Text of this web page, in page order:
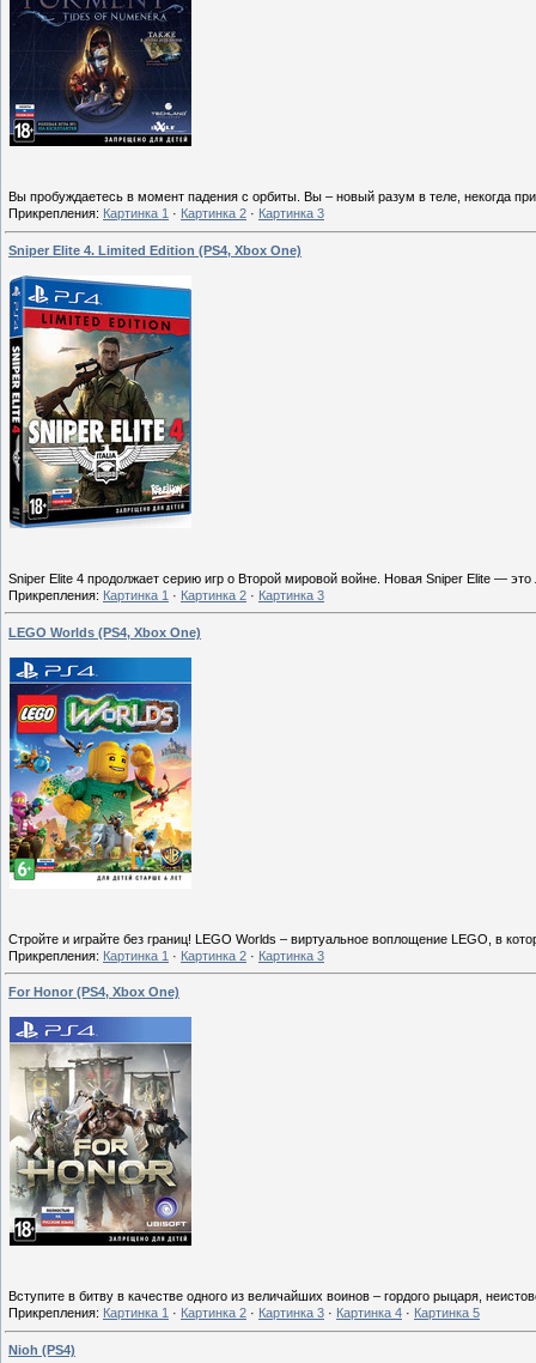
Вы пробуждаетесь в момент падения с орбиты. Вы – новый разум в теле, некогда
Прикрепления: Картинка 1 · Картинка 2 · Картинка 3
Sniper Elite 4. Limited Edition (PS4, Xbox One)
Sniper Elite 4 продолжает серию игр о Второй мировой войне. Новая Sniper Elite —
Прикрепления: Картинка 1 · Картинка 2 · Картинка 3
LEGO Worlds (PS4, Xbox One)
Стройте и играйте без границ! LEGO Worlds – виртуальное воплощение LEGO, в
Прикрепления: Картинка 1 · Картинка 2 · Картинка 3
For Honor (PS4, Xbox One)
Вступите в битву в качестве одного из величайших воинов – гордого рыцаря,
Прикрепления: Картинка 1 · Картинка 2 · Картинка 3 · Картинка 4 · Картинка 5
Nioh (PS4)